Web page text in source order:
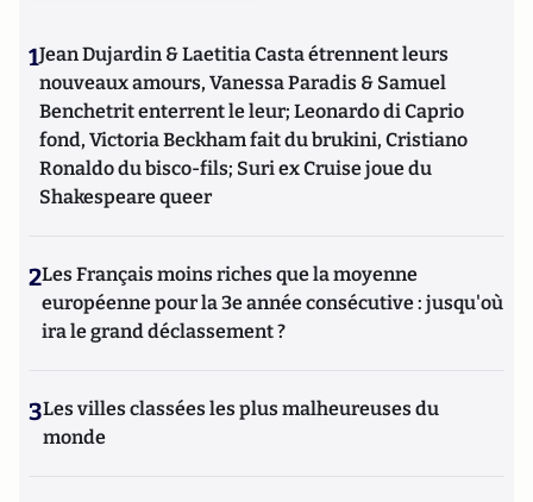
1Jean Dujardin & Laetitia Casta étrennent leurs
nouveaux amours, Vanessa Paradis & Samuel
Benchetrit enterrent le leur; Leonardo di Caprio
fond, Victoria Beckham fait du brukini, Cristiano
Ronaldo du bisco-fils; Suri ex Cruise joue du
Shakespeare queer
2Les Français moins riches que la moyenne
européenne pour la 3e année consécutive : jusqu'où
ira le grand déclassement ?
3Les villes classées les plus malheureuses du
monde